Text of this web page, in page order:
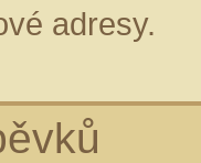
adresy.